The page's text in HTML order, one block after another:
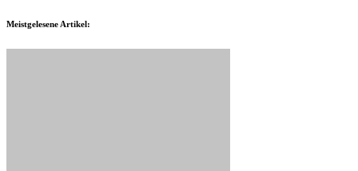
Meistgelesene Artikel: